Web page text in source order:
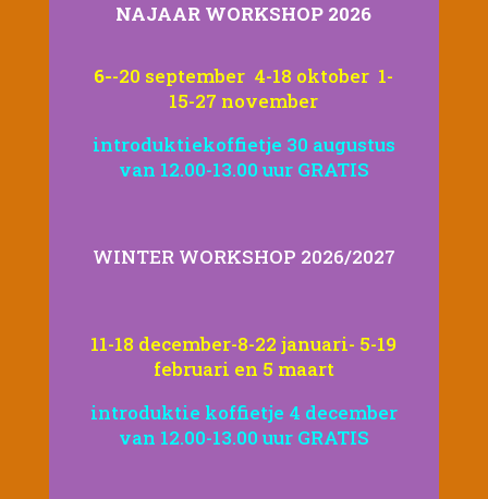
NAJAAR WORKSHOP 2026
6--20 september 4-18 oktober 1-
15-27 november
introduktiekoffietje 30 augustus
van 12.00-13.00 uur GRATIS
WINTER WORKSHOP 2026/2027
11-18 december-8-22 januari- 5-19
februari en 5 maart
introduktie koffietje 4 december
van 12.00-13.00 uur GRATIS